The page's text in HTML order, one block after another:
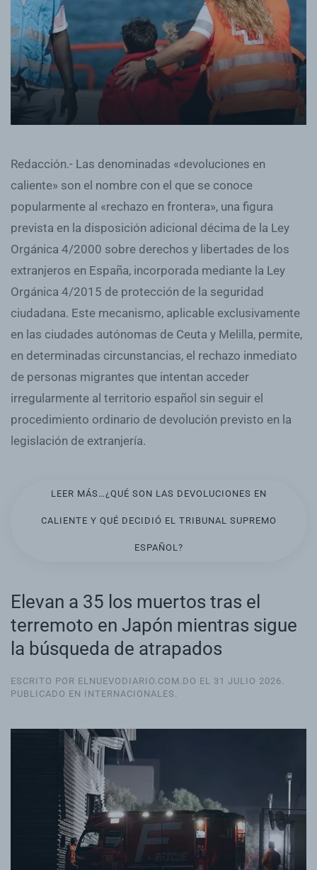
Redacción.- Las denominadas «devoluciones en
caliente» son el nombre con el que se conoce
popularmente al «rechazo en frontera», una figura
prevista en la disposición adicional décima de la Ley
Orgánica 4/2000 sobre derechos y libertades de los
extranjeros en España, incorporada mediante la Ley
Orgánica 4/2015 de protección de la seguridad
ciudadana. Este mecanismo, aplicable exclusivamente
en las ciudades autónomas de Ceuta y Melilla, permite,
en determinadas circunstancias, el rechazo inmediato
de personas migrantes que intentan acceder
irregularmente al territorio español sin seguir el
procedimiento ordinario de devolución previsto en la
legislación de extranjería.
LEER MÁS…¿QUÉ SON LAS DEVOLUCIONES EN
CALIENTE Y QUÉ DECIDIÓ EL TRIBUNAL SUPREMO
ESPAÑOL?
Elevan a 35 los muertos tras el
terremoto en Japón mientras sigue
la búsqueda de atrapados
ESCRITO POR ELNUEVODIARIO.COM.DO EL 31 JULIO 2026
PUBLICADO EN INTERNACIONALES